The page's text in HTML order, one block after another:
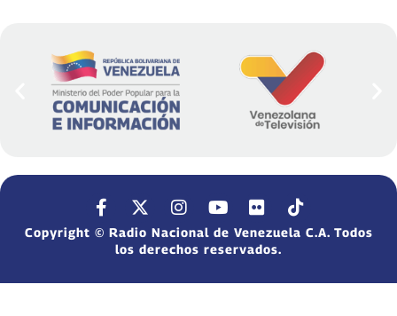
Copyright © Radio Nacional de Venezuela C.A. Todos
los derechos reservados.